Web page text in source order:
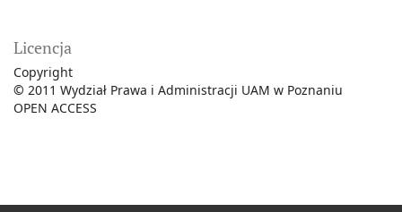
Licencja
Copyright
© 2011 Wydział Prawa i Administracji UAM w Poznaniu
OPEN ACCESS